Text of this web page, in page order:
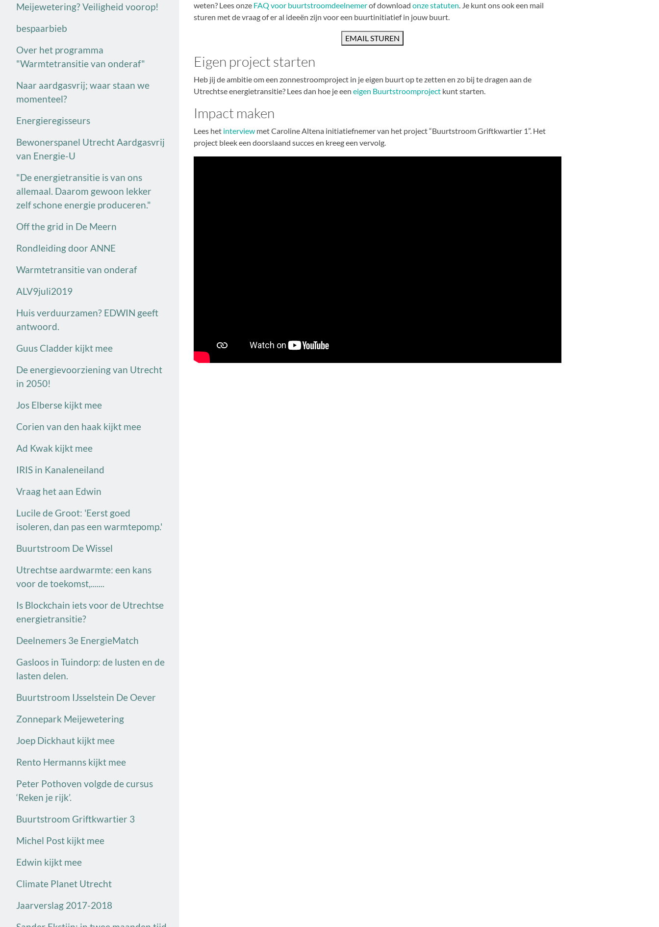
weten? Lees onze FAQ voor buurtstroomdeelnemerof download onze statuten. Je kunt ons ook een mail
sturen met de vraag of er al ideeën zijn voor een buurtinitiatief in jouw buurt.
EMAIL STUREN
Eigen project starten
Heb jij de ambitie om een zonnestroomproject in je eigen buurt op te zetten en zo bij te dragen aan de
Utrechtse energietransitie? Lees dan hoe je een eigen Buurtstroomprojectkunt starten.
Impact maken
Lees het interviewmet Caroline Altena initiatiefnemer van het project “Buurtstroom Griftkwartier 1”. Het
project bleek een doorslaand succes en kreeg een vervolg.
Meijewetering? Veiligheid voorop!
bespaarbieb
Over het programma
"Warmtetransitie van onderaf"
Naar aardgasvrij; waar staan we
momenteel?
Energieregisseurs
Bewonerspanel Utrecht Aardgasvrij
van Energie-U
"De energietransitie is van ons
allemaal. Daarom gewoon lekker
zelf schone energie produceren."
Off the grid in De Meern
Rondleiding door ANNE
Warmtetransitie van onderaf
ALV9juli2019
Huis verduurzamen? EDWIN geeft
antwoord.
Guus Cladder kijkt mee
De energievoorziening van Utrecht
in 2050!
Jos Elberse kijkt mee
Corien van den haak kijkt mee
Ad Kwak kijkt mee
IRIS in Kanaleneiland
Vraag het aan Edwin
Lucile de Groot: 'Eerst goed
isoleren, dan pas een warmtepomp.'
Buurtstroom De Wissel
Utrechtse aardwarmte: een kans
voor de toekomst,.......
Is Blockchain iets voor de Utrechtse
energietransitie?
Deelnemers 3e EnergieMatch
Gasloos in Tuindorp: de lusten en de
lasten delen.
Buurtstroom IJsselstein De Oever
Zonnepark Meijewetering
Joep Dickhaut kijkt mee
Rento Hermanns kijkt mee
Peter Pothoven volgde de cursus
‘Reken je rijk’.
Buurtstroom Griftkwartier 3
Michel Post kijkt mee
Edwin kijkt mee
Climate Planet Utrecht
Jaarverslag 2017-2018